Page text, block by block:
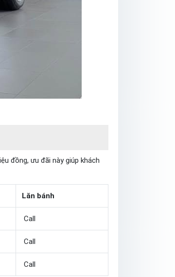
đồng, ưu đãi này giúp khách
Lăn bánh
Call
Call
Call